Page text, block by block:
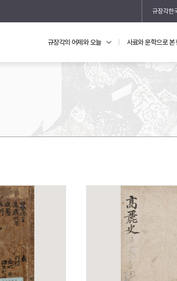
규장각한
자료 의궤와 지리지
된 자료를 검
료를 검색
규장각의 어제와 오늘 사료와 문학으로 본